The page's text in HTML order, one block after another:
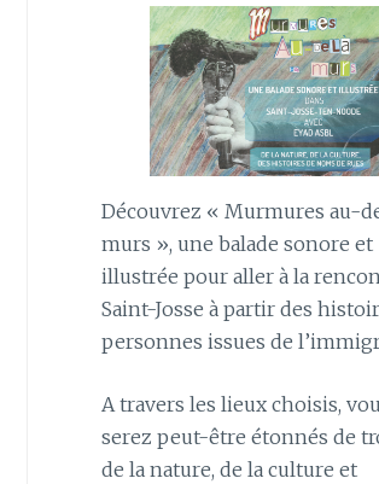
Découvrez « Murmures au-
murs », une balade sonore et
illustrée pour aller à la
Saint-Josse à partir des
personnes issues de
A travers les lieux choisis,
serez peut-être étonnés de
de la nature, de la culture et